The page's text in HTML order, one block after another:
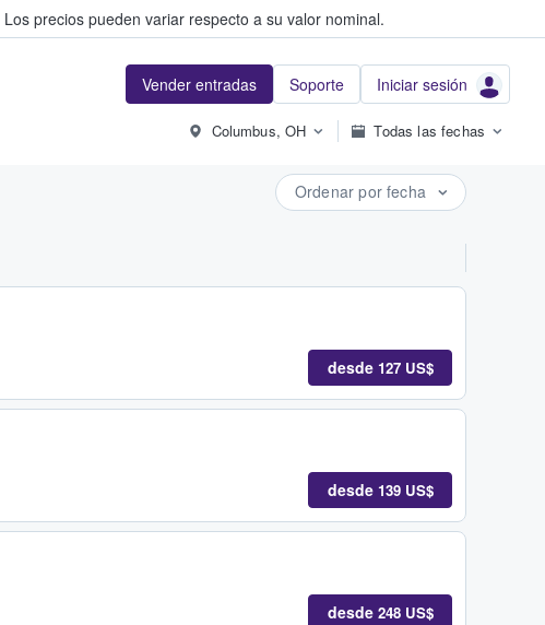
Los precios pueden variar respecto a su valor nominal.
Vender entradas Soporte Iniciar sesión
Columbus, OH Todas las fechas
Ordenar por fecha
desde 127 US$
desde 139 US$
desde 248 US$